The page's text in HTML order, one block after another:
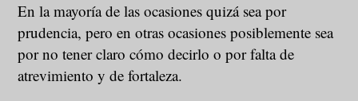
En la mayoría de las ocasiones quizá sea por
prudencia, pero en otras ocasiones posiblemente sea
por no tener claro cómo decirlo o por falta de
atrevimiento y de fortaleza.